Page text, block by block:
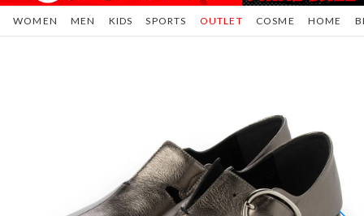
WOMEN MEN KIDS SPORTS COSME HOME
OUTLET